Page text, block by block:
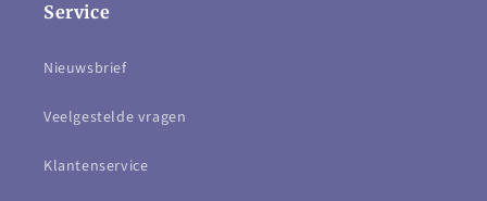
Service
Nieuwsbrief
Veelgestelde vragen
Klantenservice